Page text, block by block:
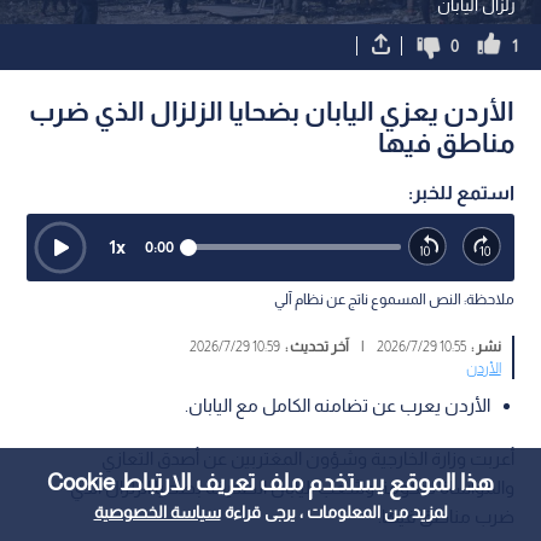
هذا الموقع يستخدم ملف تعريف الارتباط Cookie
لمزيد من المعلومات ، يرجى قراءةسياسة الخصوصية
زلزال اليابان
1
0
الأردن يعزي اليابان بضحايا الزلزال الذي ضرب
مناطق فيها
استمع للخبر:
0:00
1x
ملاحظة: النص المسموع ناتج عن نظام آلي
نشر :10:55 2026/7/29
| آخر تحديث :10:59 2026/7/29
الأردن
الأردن يعرب عن تضامنه الكامل مع اليابان.
والمواساة لحكومة وشعب اليابان الصديقة بضحايا الزلزال الذي
ضرب مناطق فيها.